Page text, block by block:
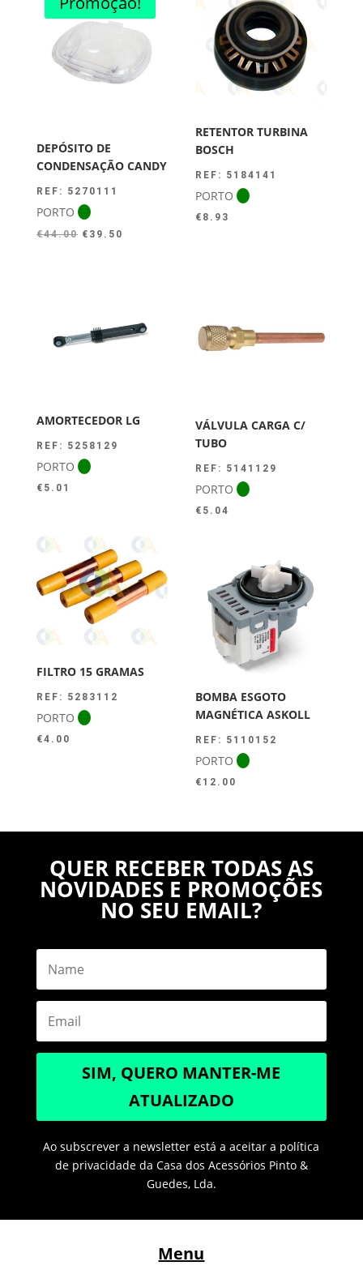
DEPÓSITO DE
CONDENSAÇÃO CANDY
REF: 5270111
PORTO
€44.00 O
€ 39.50
RETENTOR TURBINA
BOSCH
REF: 5184141
PORTO
€ 8.93
AMORTECEDOR LG
REF: 5258129
PORTO
€ 5.01
VÁLVULA CARGA C/
TUBO
REF: 5141129
PORTO
€ 5.04
FILTRO 15 GRAMAS
REF: 5283112
PORTO
€4.00
BOMBA ESGOTO
MAGNÉTICA ASKOLL
REF: 5110152
PORTO
€ 12.00
QUER RECEBER TODAS AS
NOVIDADES E PROMOÇÕES
NO SEU EMAIL?
SIM, QUERO MANTER-ME
ATUALIZADO
Ao subscrever a newsletter está a aceitar a política
de privacidade da Casa dos Acessórios Pinto &
Guedes, Lda.
Menu